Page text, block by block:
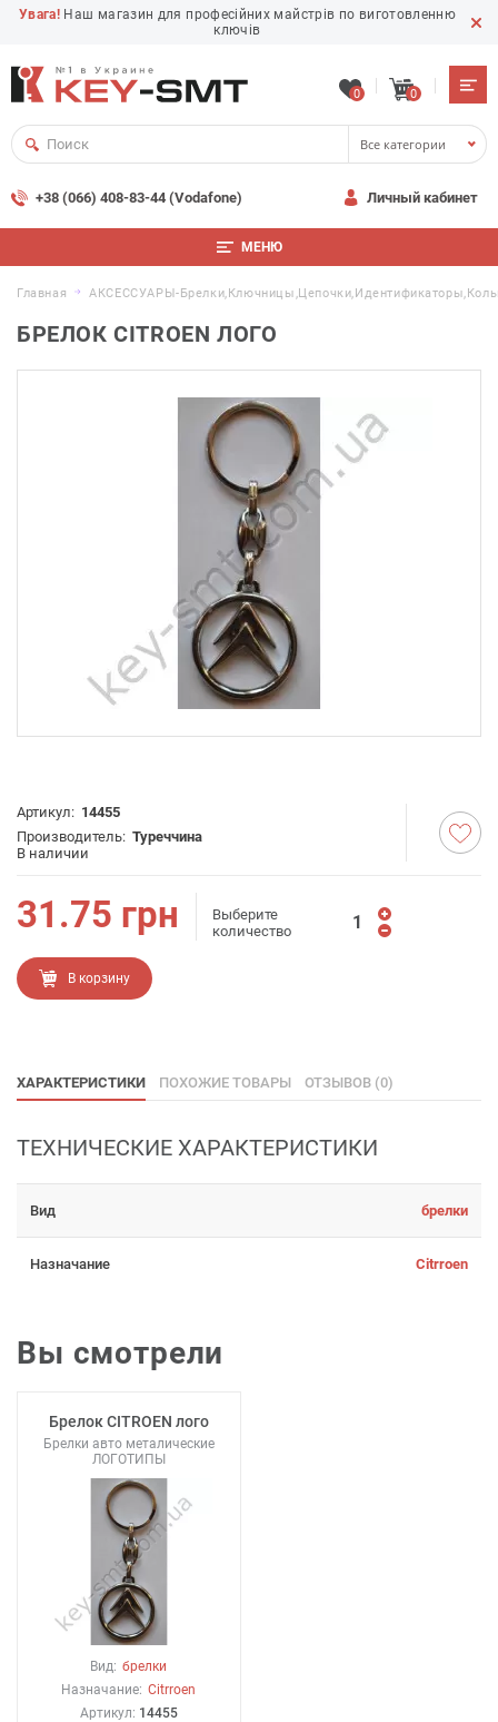
Увага! Наш магазин для професійних майстрів по виготовленню
ключів
0 0
Все категории
+38 (066) 408-83-44 (Vodafone) Личный кабинет
МЕНЮ
Главная АКСЕССУАРЫ-
БРЕЛОК CITROEN ЛОГО
Артикул: 14455
Производитель: Туреччина
В наличии
31.75 грн
Выберите
количество
В корзину
ХАРАКТЕРИСТИКИ ПОХОЖИЕ ТОВАРЫ ОТЗЫВОВ (0)
ТЕХНИЧЕСКИЕ ХАРАКТЕРИСТИКИ
Вид брелки
Назначание Citrroen
Вы смотрели
Брелок CITROEN лого
Брелки авто металические
ЛОГОТИПЫ
Вид: брелки
Назначание: Citrroen
Артикул: 14455